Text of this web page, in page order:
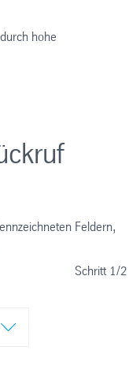
hohe
Feldern,
Schritt1/2